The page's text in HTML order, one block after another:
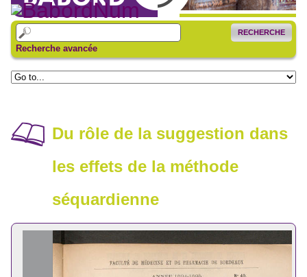
RECHERCHE
Recherche avancée
Du rôle de la suggestion dans
les effets de la méthode
séquardienne